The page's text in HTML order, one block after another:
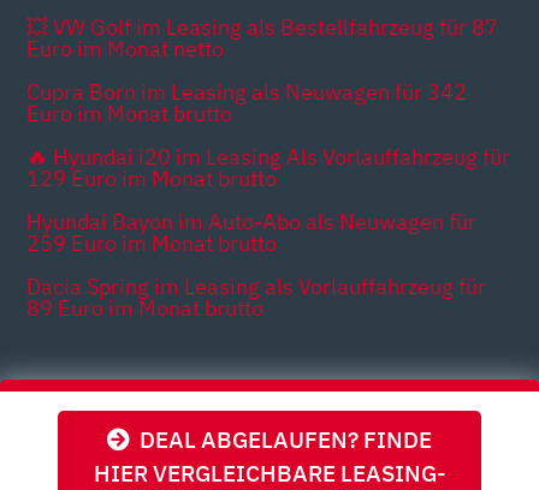
DEAL ABGELAUFEN? FINDE
HIER VERGLEICHBARE LEASING-
💥 VW Golf im Leasing als Bestellfahrzeug für 87
Euro im Monat netto
Cupra Born im Leasing als Neuwagen für 342
Euro im Monat brutto
🔥 Hyundai i20 im Leasing Als Vorlauffahrzeug für
129 Euro im Monat brutto
Hyundai Bayon im Auto-Abo als Neuwagen für
259 Euro im Monat brutto
Dacia Spring im Leasing als Vorlauffahrzeug für
89 Euro im Monat brutto